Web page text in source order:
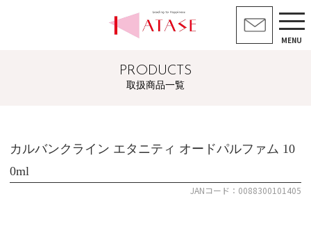
MENU
PRODUCTS
取扱商品一覧
カルバンクライン エタニティ オードパルファム 10
0ml
JANコード：0088300101405